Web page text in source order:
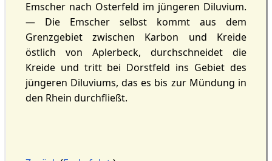
Emscher nach Osterfeld im jüngeren Diluvium.
— Die Emscher selbst kommt aus dem
Grenzgebiet zwischen Karbon und Kreide
östlich von Aplerbeck, durchschneidet die
Kreide und tritt bei Dorstfeld ins Gebiet des
jüngeren Diluviums, das es bis zur Mündung in
den Rhein durchfließt.